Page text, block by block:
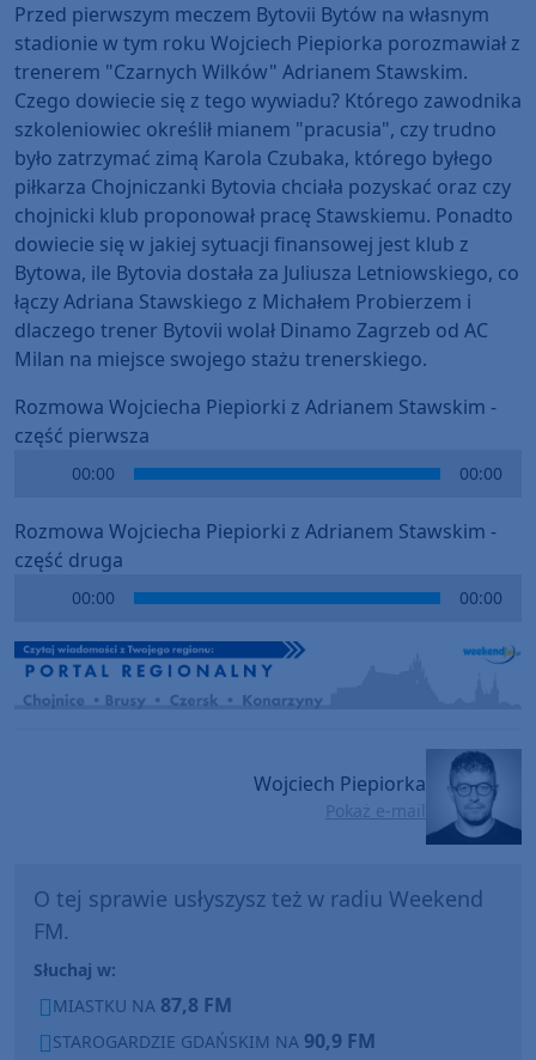
Przed pierwszym meczem Bytovii Bytów na własnym
stadionie w tym roku Wojciech Piepiorka porozmawiał z
trenerem "Czarnych Wilków" Adrianem Stawskim.
Czego dowiecie się z tego wywiadu? Którego zawodnika
szkoleniowiec określił mianem "pracusia", czy trudno
było zatrzymać zimą Karola Czubaka, którego byłego
piłkarza Chojniczanki Bytovia chciała pozyskać oraz czy
chojnicki klub proponował pracę Stawskiemu. Ponadto
dowiecie się w jakiej sytuacji finansowej jest klub z
Bytowa, ile Bytovia dostała za Juliusza Letniowskiego, co
łączy Adriana Stawskiego z Michałem Probierzem i
dlaczego trener Bytovii wolał Dinamo Zagrzeb od AC
Milan na miejsce swojego stażu trenerskiego.
Rozmowa Wojciecha Piepiorki z Adrianem Stawskim -
część pierwsza
00:00 00:00
Rozmowa Wojciecha Piepiorki z Adrianem Stawskim -
część druga
00:00 00:00
Wojciech Piepiorka
Pokaż e-mail
O tej sprawie usłyszysz też w radiu Weekend
FM.
Słuchaj w:
MIASTKU NA 87,8 FM
STAROGARDZIE GDAŃSKIM NA 90,9 FM